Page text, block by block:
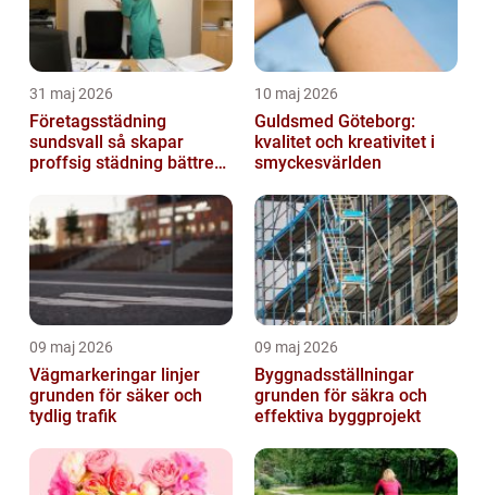
31 maj 2026
Företagsstädning
sundsvall så skapar
proffsig städning bättre
10 maj 2026
Guldsmed Göteborg:
kvalitet och kreativitet i
smyckesvärlden
09 maj 2026
Vägmarkeringar linjer
grunden för säker och
tydlig trafik
09 maj 2026
Byggnadsställningar
grunden för säkra och
effektiva byggprojekt